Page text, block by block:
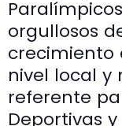
orgullosos
crecimiento
nivel local y
referente
Deportivas